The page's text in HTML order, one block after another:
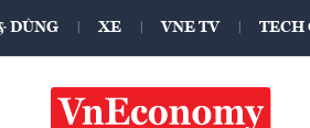
DÙNG XE VNE TV TECH